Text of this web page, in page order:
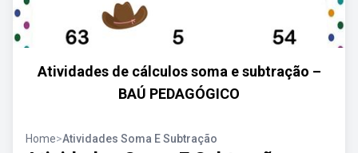
Atividades de cálculos soma e subtração –
BAÚ PEDAGÓGICO
Home>Atividades Soma E Subtração